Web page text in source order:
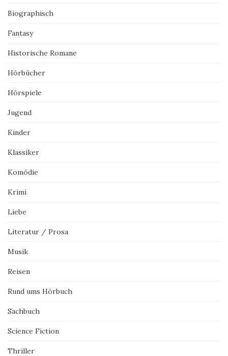
Biographisch
Fantasy
Historische Romane
Hörbücher
Hörspiele
Jugend
Kinder
Klassiker
Komödie
Krimi
Liebe
Literatur / Prosa
Musik
Reisen
Rund ums Hörbuch
Sachbuch
Science Fiction
Thriller